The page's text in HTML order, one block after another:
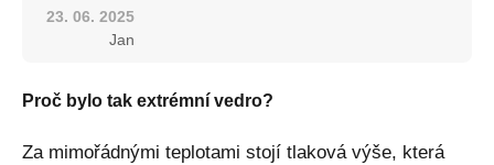
23. 06. 2025
Jan
Proč bylo tak extrémní vedro?
Za mimořádnými teplotami stojí tlaková výše, která